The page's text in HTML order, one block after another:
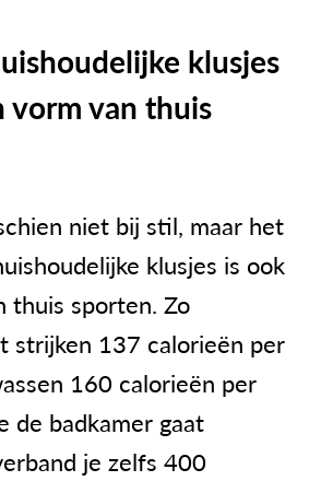
klusjes
vorm van thuis
niet bij stil, maar het
klusjes is ook
thuis sporten. Zo
strijken 137 calorieën per
160 calorieën per
de badkamer gaat
je zelfs 400